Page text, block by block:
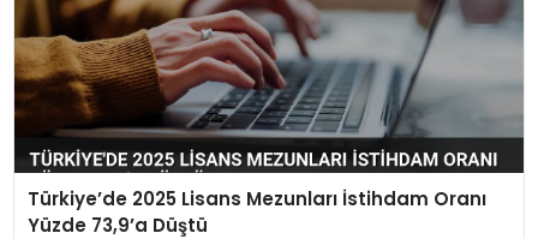
Türkiye’de 2025 Lisans Mezunları İstihdam Oranı
Yüzde 73,9’a Düştü